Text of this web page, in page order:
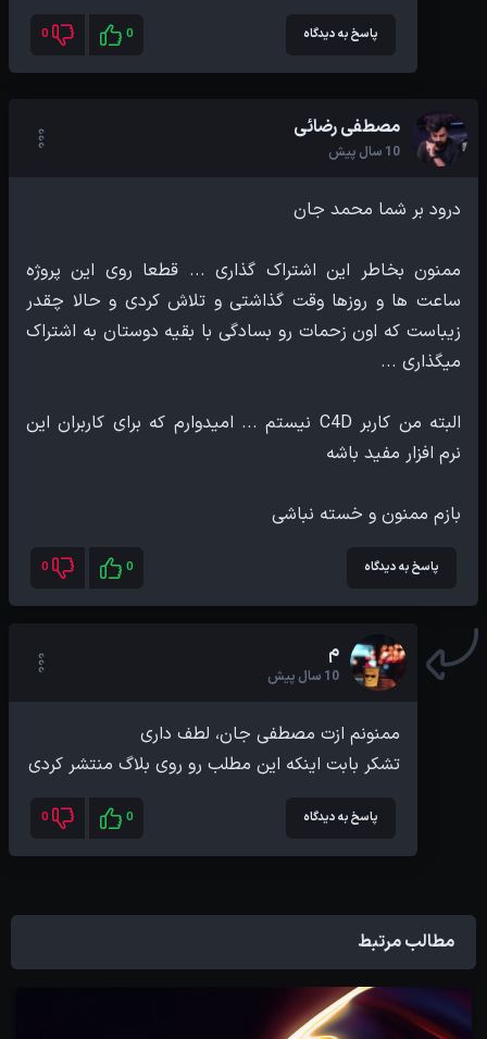
پاسخ به دیدگاه 0
0
مصطفی رضائی
10 سال پیش
ممنون بخاطر این اشتراک گذاری ... قطعا روی این پروژه
ساعت ها و روزها وقت گذاشتی و تلاش کردی و حالا چقدر
زیباست که اون زحمات رو بسادگی با بقیه دوستان به اشتراک
البته من کاربر C4D نیستم ... امیدوارم که برای کاربران این
بازم ممنون و خسته نباشی
پاسخ به دیدگاه 0
0
م
10 سال پیش
تشکر بابت اینکه این مطلب رو روی بلاگ منتشر کردی
پاسخ به دیدگاه 0
0
مطالب مرتبط